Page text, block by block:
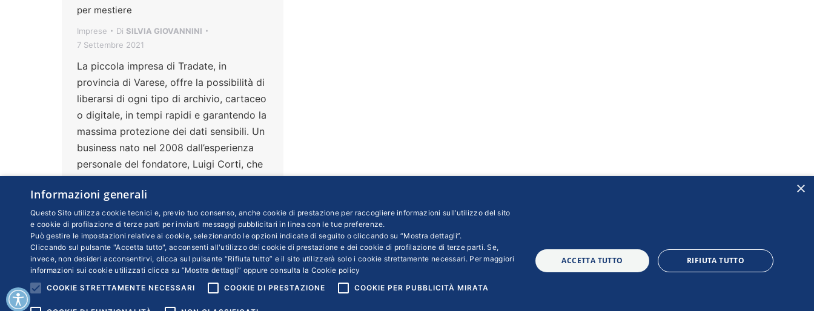
per mestiere
Imprese Di SILVIA GIOVANNINI
7 Settembre 2021
La piccola impresa di Tradate, in
provincia di Varese, offre la possibilità di
liberarsi di ogni tipo di archivio, cartaceo
o digitale, in tempi rapidi e garantendo la
massima protezione dei dati sensibili. Un
business nato nel 2008 dall’esperienza
personale del fondatore, Luigi Corti, che
raccomanda di evitare in ogni caso il fai
da te. “La fine vita di un documento deve
essere considerata importante quanto la
nascita. Quello è il momento più delicato
per la sicurezza”
×
Informazioni generali
Questo Sito utilizza cookie tecnici e, previo tuo consenso, anche cookie di prestazione per raccogliere informazioni sull’utilizzo del sito
e cookie di profilazione di terze parti per inviarti messaggi pubblicitari in linea con le tue preferenze.
Può gestire le impostazioni relative ai cookie, selezionando le opzioni indicate di seguito o cliccando su “Mostra dettagli”.
Cliccando sul pulsante "Accetta tutto", acconsenti all'utilizzo dei cookie di prestazione e dei cookie di profilazione di terze parti. Se,
invece, non desideri acconsentirvi, clicca sul pulsante “Rifiuta tutto” e il sito utilizzerà solo i cookie strettamente necessari. Per maggiori
informazioni sui cookie utilizzati clicca su “Mostra dettagli” oppure consulta la Cookie policy
COOKIE STRETTAMENTE NECESSARI
COOKIE DI PRESTAZIONE COOKIE PER PUBBLICITÀ MIRATA
ACCETTA TUTTO RIFIUTA TUTTO